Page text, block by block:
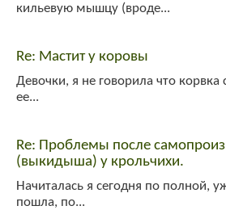
кильевую мышцу (вроде...
Re: Мастит у коровы
Девочки, я не говорила что корвка
ее...
Re: Проблемы после
(выкидыша) у крольчихи.
Начиталась я сегодня по полной,
пошла, по...